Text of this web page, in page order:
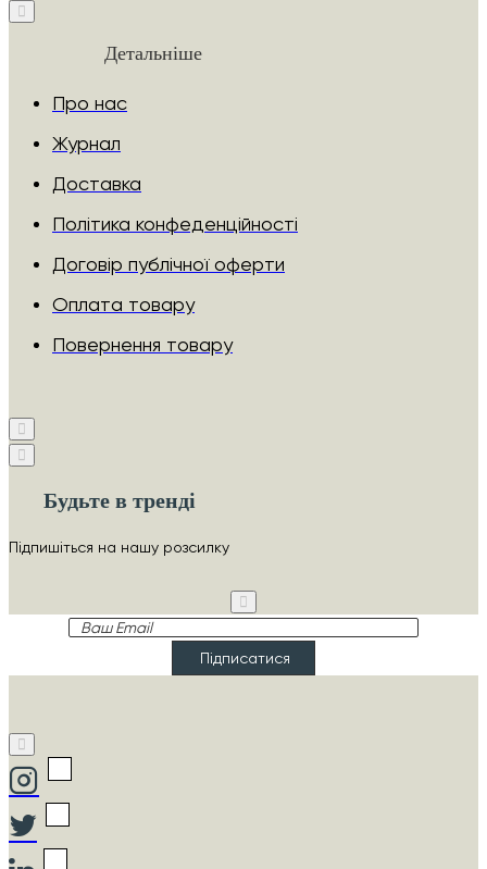
Детальніше
Про нас
Журнал
Доставка
Політика конфеденційності
Договір публічної оферти
Оплата товару
Повернення товару
Будьте в тренді
Підпишіться на нашу розсилку
Ваш
Підписатися